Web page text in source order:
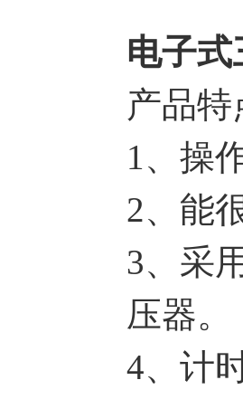
电子
产品特
1、操
2、能
3、采
压器。
4、计